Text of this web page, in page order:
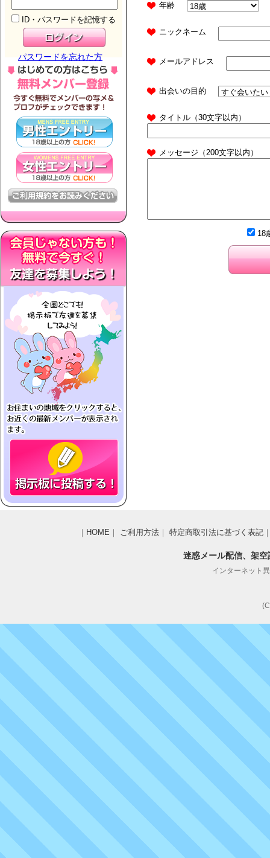
ID・パスワードを記憶する
パスワードを忘れた方
年齢
ニックネーム
メールアドレス
出会いの目的
タイトル（30文字以内）
メッセージ（200文字以内）
18
｜ HOME ｜ ご利用方法 ｜特定商取引法に基づく表記
迷惑メール配信、架
インターネット